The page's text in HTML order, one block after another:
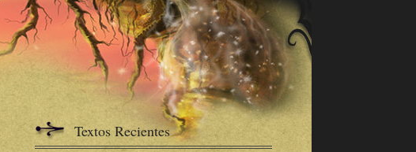
Textos Recientes